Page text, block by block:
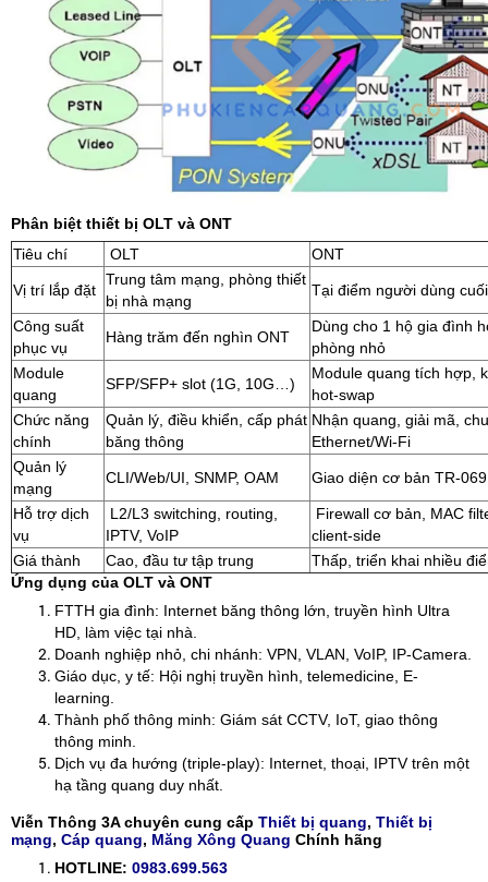
Phân biệt thiết bị OLT và ONT
Tiêu chí
OLT ONT
Vị trí lắp đặt
Trung tâm mạng, phòng thiết
bị nhà mạng
Tại điểm người dùng cuối
Công suất
phục vụ
Hàng trăm đến nghìn ONT
Dùng cho 1 hộ gia đình
phòng nhỏ
Module
quang
SFP/SFP+ slot (1G, 10G…)
Module quang tích hợp,
hot-swap
Chức năng
chính
Quản lý, điều khiển, cấp phát
băng thông
Nhận quang, giải mã,
Ethernet/Wi-Fi
Quản lý
mạng
CLI/Web/UI, SNMP, OAM Giao diện cơ bản TR-
Hỗ trợ dịch
vụ
L2/L3 switching, routing,
IPTV, VoIP
Firewall cơ bản, MAC
client-side
Giá thành
Cao, đầu tư tập trung
Thấp, triển khai nhiều
Ứng dụng của OLT và ONT
FTTH gia đình: Internet băng thông lớn, truyền hình Ultra
HD, làm việc tại nhà.
Doanh nghiệp nhỏ, chi nhánh: VPN, VLAN, VoIP, IP-Camera.
Giáo dục, y tế: Hội nghị truyền hình, telemedicine, E-
learning.
Thành phố thông minh: Giám sát CCTV, IoT, giao thông
thông minh.
Dịch vụ đa hướng (triple-play): Internet, thoại, IPTV trên một
hạ tầng quang duy nhất.
Viễn Thông 3A chuyên cung cấp Thiết bị quang, Thiết bị
mạng, Cáp quang, Măng Xông Quang Chính hãng
HOTLINE: 0983.699.563